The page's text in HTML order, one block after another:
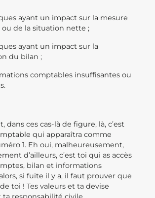
ayant un impact sur la mesure
de la situation nette ;
ayant un impact sur la
du bilan ;
comptables insuffisantes ou
dans ces cas-là de figure, là, c’est
qui apparaîtra comme
1. Eh oui, malheureusement,
d’ailleurs, c’est toi qui as accès
bilan et informations
si fuite il y a, il faut prouver que
toi ! Tes valeurs et ta devise